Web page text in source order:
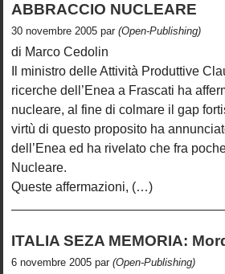
ABBRACCIO NUCLEARE
30 novembre 2005 par (Open-Publishing)
di Marco Cedolin
Il ministro delle Attività Produttive
ricerche dell’Enea a Frascati ha
nucleare, al fine di colmare il gap
virtù di questo proposito ha
dell’Enea ed ha rivelato che fra
Nucleare.
Queste affermazioni, (…)
ITALIA SEZA MEMORIA:
6 novembre 2005 par (Open-Publishing)